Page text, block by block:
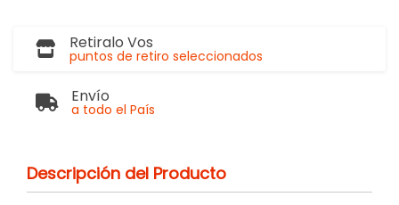
Retiralo Vos
puntos de retiro seleccionados
Envío
a todo el País
Descripción del Producto